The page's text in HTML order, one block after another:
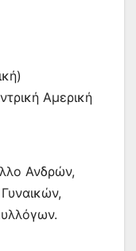
Αμερική
Ανδρών,